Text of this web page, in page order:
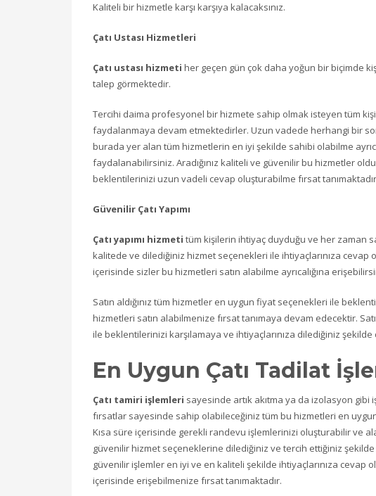
Kaliteli bir hizmetle karşı karşıya kalacaksınız.
Çatı Ustası Hizmetleri
Çatı ustası hizmeti her geçen gün çok daha yoğun bir biçimde
talep görmektedir.
Tercihi daima profesyonel bir hizmete sahip olmak isteyen tüm
faydalanmaya devam etmektedirler. Uzun vadede herhangi bir
burada yer alan tüm hizmetlerin en iyi şekilde sahibi olabilme
faydalanabilirsiniz. Aradığınız kaliteli ve güvenilir bu hizmetler
beklentilerinizi uzun vadeli cevap oluşturabilme fırsat
Güvenilir Çatı Yapımı
Çatı yapımı hizmeti tüm kişilerin ihtiyaç duyduğu ve her zaman
kalitede ve dilediğiniz hizmet seçenekleri ile ihtiyaçlarınıza
içerisinde sizler bu hizmetleri satın alabilme ayrıcalığına
Satın aldığınız tüm hizmetler en uygun fiyat seçenekleri ile
hizmetleri satın alabilmenize fırsat tanımaya devam edecektir.
ile beklentilerinizi karşılamaya ve ihtiyaçlarınıza dilediğiniz
En Uygun Çatı Tadilat
Çatı tamiri işlemleri sayesinde artık akıtma ya da izolasyon gibi
fırsatlar sayesinde sahip olabileceğiniz tüm bu hizmetleri en
Kısa süre içerisinde gerekli randevu işlemlerinizi oluşturabilir ve
güvenilir hizmet seçeneklerine dilediğiniz ve tercih ettiğiniz
güvenilir işlemler en iyi ve en kaliteli şekilde ihtiyaçlarınıza
içerisinde erişebilmenize fırsat tanımaktadır.